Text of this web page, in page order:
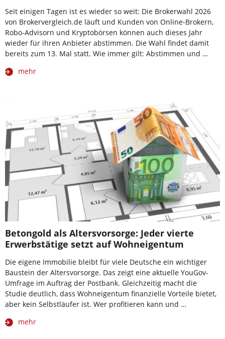
Seit einigen Tagen ist es wieder so weit: Die Brokerwahl 2026
von Brokervergleich.de läuft und Kunden von Online-Brokern,
Robo-Advisorn und Kryptobörsen können auch dieses Jahr
wieder für ihren Anbieter abstimmen. Die Wahl findet damit
bereits zum 13. Mal statt. Wie immer gilt: Abstimmen und …
mehr
Betongold als Altersvorsorge: Jeder vierte
Erwerbstätige setzt auf Wohneigentum
Die eigene Immobilie bleibt für viele Deutsche ein wichtiger
Baustein der Altersvorsorge. Das zeigt eine aktuelle YouGov-
Umfrage im Auftrag der Postbank. Gleichzeitig macht die
Studie deutlich, dass Wohneigentum finanzielle Vorteile bietet,
aber kein Selbstläufer ist. Wer profitieren kann und …
mehr